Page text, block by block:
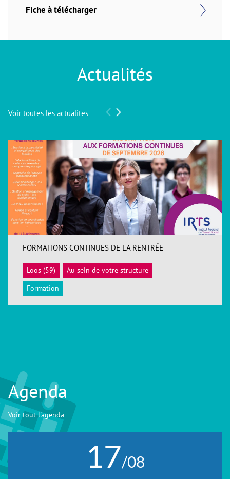
Fiche à télécharger
Actualités
Voir toutes les actualites
ACCÉDER
FORMATIONS CONTINUES DE LA RENTRÉE
Loos (59)
Au sein de votre structure
Formation
Agenda
Voir tout l'agenda
17/08